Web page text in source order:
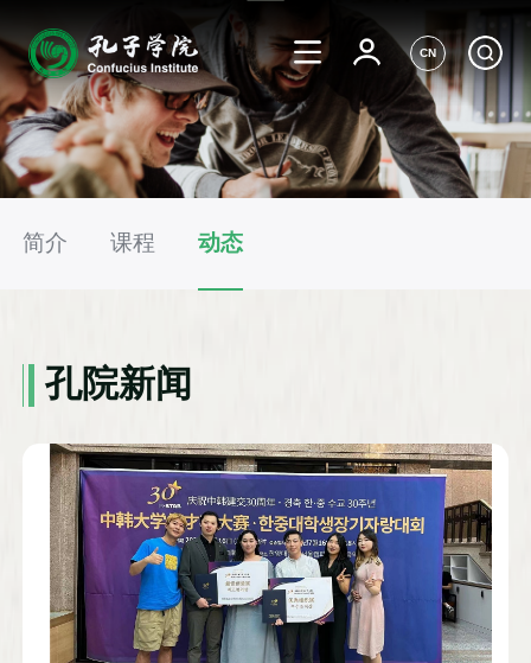
CN
简介 课程 动态
孔院新闻